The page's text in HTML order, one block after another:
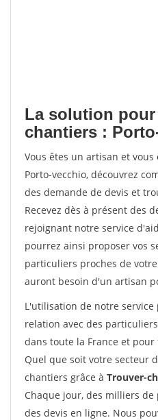
La solution
chantiers :
Vous êtes un artisan et
Porto-vecchio, découvrez
des demande de devis et
Recevez dès à présent des
rejoignant notre service
pourrez ainsi proposer vos
particuliers proches de
auront besoin d'un artisan
L'utilisation de notre
relation avec des
dans toute la France et
Quel que soit votre secteur
chantiers grâce à Trouver-
Chaque jour, des milliers
des devis en ligne. Nous